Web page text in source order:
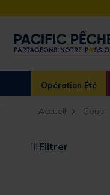
Opération Été
Accueil Coup
Filtrer